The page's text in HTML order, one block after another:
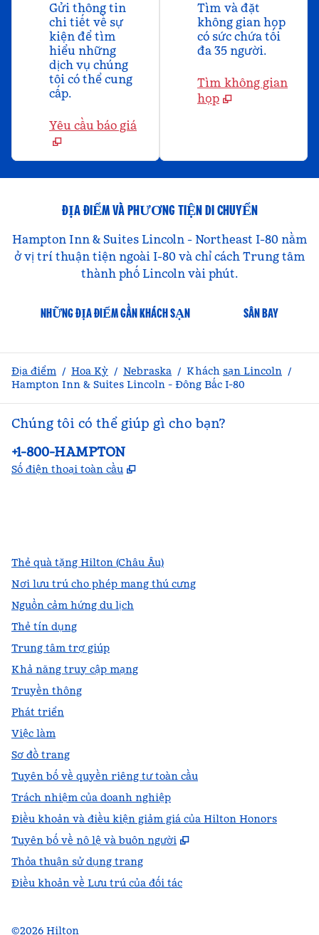
Gửi thông tin
chi tiết về sự
kiện để tìm
hiểu những
dịch vụ chúng
tôi có thể cung
cấp.
Yêu cầu báo giá
Tìm và đặt
không gian họp
có sức chứa tối
đa 35 người.
Tìm không gian
họp
ĐỊA ĐIỂM VÀ PHƯƠNG TIỆN DI CHUYỂN
Hampton Inn & Suites Lincoln - Northeast I-80 nằm
ở vị trí thuận tiện ngoài I-80 và chỉ cách Trung tâm
thành phố Lincoln vài phút.
NHỮNG ĐỊA ĐIỂM GẦN KHÁCH SẠN SÂN BAY
Địa điểm / Hoa Kỳ / Nebraska / Khách sạn Lincoln /
Hampton Inn & Suites Lincoln - Đông Bắc I-80
Chúng tôi có thể giúp gì cho bạn?
Điện thoại:
+1-800-HAMPTON
Số điện thoại toàn cầu ,
Thẻ quà tặng Hilton (Châu Âu)
Nơi lưu trú cho phép mang thú cưng
Nguồn cảm hứng du lịch
Thẻ tín dụng
Trung tâm trợ giúp
Khả năng truy cập mạng
Truyền thông
Phát triển
Việc làm
Sơ đồ trang
Tuyên bố về quyền riêng tư toàn cầu
Trách nhiệm của doanh nghiệp
Điều khoản và điều kiện giảm giá của Hilton Honors
Tuyên bố về nô lệ và buôn người
,
Thỏa thuận sử dụng trang
Điều khoản về Lưu trú của đối tác
©2026 Hilton